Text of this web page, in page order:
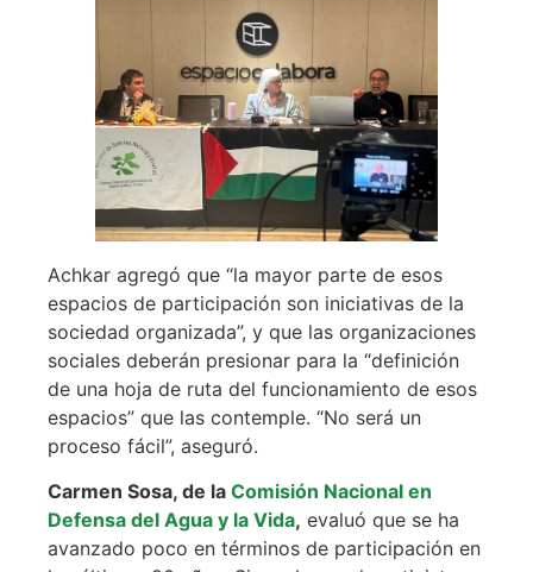
Achkar agregó que “la mayor parte de esos
espacios de participación son iniciativas de la
sociedad organizada”, y que las organizaciones
sociales deberán presionar para la “definición
de una hoja de ruta del funcionamiento de esos
espacios” que las contemple. “No será un
proceso fácil”, aseguró.
Carmen Sosa, de la Comisión Nacional en
Defensa del Agua y la Vida, evaluó que se ha
avanzado poco en términos de participación en